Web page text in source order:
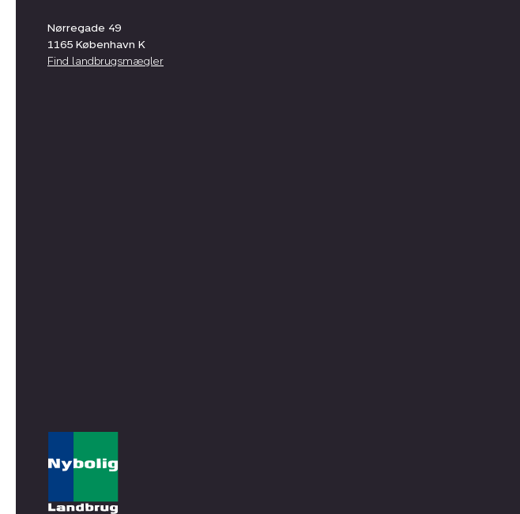
Nørregade 49
1165 København K
Find landbrugsmægler